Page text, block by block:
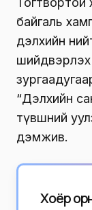
байгаль
дэлхийн
“Дэлхийн
түвшний
дэмжив.
Хоёр